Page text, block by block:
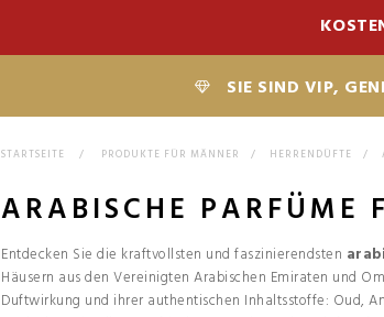
SIE SIND VIP,
STARTSEITE > PRODUKTE FÜR MÄNNER > HERRENDÜFTE >
ARABISCHE PARFÜME
Entdecken Sie die kraftvollsten und faszinierendsten
Häusern aus den Vereinigten Arabischen Emiraten und
Duftwirkung und ihrer authentischen Inhaltsstoffe: Oud,